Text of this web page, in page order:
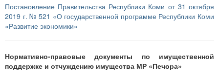
Постановление Правительства Республики Коми от 31 октября
2019 г. № 521 «О государственной программе Республики Коми
«Развитие экономики»
Нормативно-правовые документы по имущественной
поддержке и отчуждению имущества МР «Печора»